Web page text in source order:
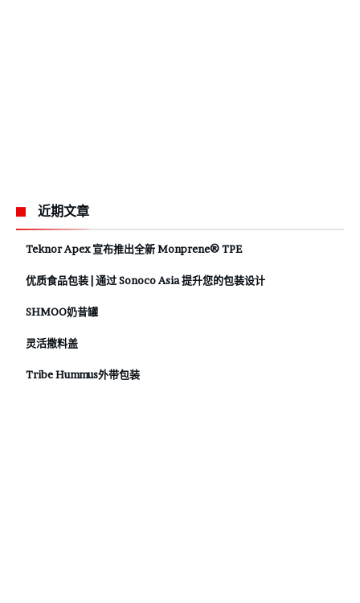
近期文章
Teknor Apex 宣布推出全新 Monprene® TPE
优质食品包装 | 通过 Sonoco Asia 提升您的包装设计
SHMOO奶昔罐
灵活撒料盖
Tribe Hummus外带包装